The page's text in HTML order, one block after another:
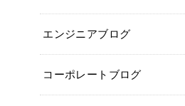
エンジニアブログ
コーポレートブログ